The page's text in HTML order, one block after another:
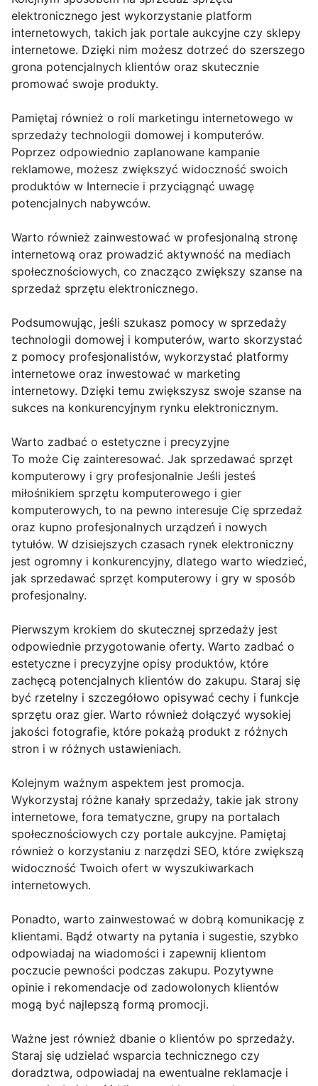
elektronicznego jest wykorzystanie platform
internetowych, takich jak portale aukcyjne czy sklepy
internetowe. Dzięki nim możesz dotrzeć do szerszego
grona potencjalnych klientów oraz skutecznie
promować swoje produkty.
Pamiętaj również o roli marketingu internetowego w
sprzedaży technologii domowej i komputerów.
Poprzez odpowiednio zaplanowane kampanie
reklamowe, możesz zwiększyć widoczność swoich
produktów w Internecie i przyciągnąć uwagę
potencjalnych nabywców.
Warto również zainwestować w profesjonalną stronę
internetową oraz prowadzić aktywność na mediach
społecznościowych, co znacząco zwiększy szanse na
sprzedaż sprzętu elektronicznego.
Podsumowując, jeśli szukasz pomocy w sprzedaży
technologii domowej i komputerów, warto skorzystać
z pomocy profesjonalistów, wykorzystać platformy
internetowe oraz inwestować w marketing
internetowy. Dzięki temu zwiększysz swoje szanse na
sukces na konkurencyjnym rynku elektronicznym.
Warto zadbać o estetyczne i precyzyjne
To może Cię zainteresować. Jak sprzedawać sprzęt
komputerowy i gry profesjonalnie Jeśli jesteś
miłośnikiem sprzętu komputerowego i gier
komputerowych, to na pewno interesuje Cię sprzedaż
oraz kupno profesjonalnych urządzeń i nowych
tytułów. W dzisiejszych czasach rynek elektroniczny
jest ogromny i konkurencyjny, dlatego warto wiedzieć,
jak sprzedawać sprzęt komputerowy i gry w sposób
profesjonalny.
Pierwszym krokiem do skutecznej sprzedaży jest
odpowiednie przygotowanie oferty. Warto zadbać o
estetyczne i precyzyjne opisy produktów, które
zachęcą potencjalnych klientów do zakupu. Staraj się
być rzetelny i szczegółowo opisywać cechy i funkcje
sprzętu oraz gier. Warto również dołączyć wysokiej
jakości fotografie, które pokażą produkt z różnych
stron i w różnych ustawieniach.
Kolejnym ważnym aspektem jest promocja.
Wykorzystaj różne kanały sprzedaży, takie jak strony
internetowe, fora tematyczne, grupy na portalach
społecznościowych czy portale aukcyjne. Pamiętaj
również o korzystaniu z narzędzi SEO, które zwiększą
widoczność Twoich ofert w wyszukiwarkach
internetowych.
Ponadto, warto zainwestować w dobrą komunikację z
klientami. Bądź otwarty na pytania i sugestie, szybko
odpowiadaj na wiadomości i zapewnij klientom
poczucie pewności podczas zakupu. Pozytywne
opinie i rekomendacje od zadowolonych klientów
mogą być najlepszą formą promocji.
Ważne jest również dbanie o klientów po sprzedaży.
Staraj się udzielać wsparcia technicznego czy
doradztwa, odpowiadaj na ewentualne reklamacje i